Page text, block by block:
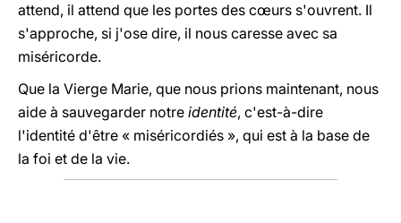
attend, il attend que les portes des cœurs s'ouvrent. Il
s'approche, si j'ose dire, il nous caresse avec sa
miséricorde.
Que la Vierge Marie, que nous prions maintenant, nous
aide à sauvegarder notre identité, c'est-à-dire
l'identité d'être « miséricordiés », qui est à la base de
la foi et de la vie.